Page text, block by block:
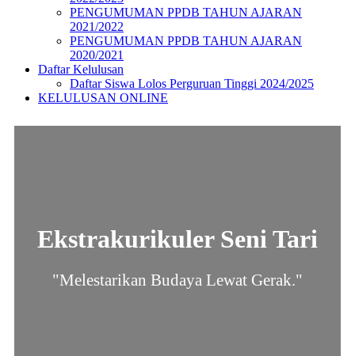
PENGUMUMAN PPDB TAHUN AJARAN
2021/2022
PENGUMUMAN PPDB TAHUN AJARAN
2020/2021
Daftar Kelulusan
Daftar Siswa Lolos Perguruan Tinggi 2024/2025
KELULUSAN ONLINE
Ekstrakurikuler Seni Tari
"Melestarikan Budaya Lewat Gerak."